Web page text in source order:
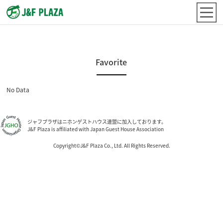
Favorite
No Data
ジャフプラザはニホンゲストハウス連盟に加入しております。
J&F Plaza is affiliated with Japan Guest House Association
Copyright©J&F Plaza Co., Ltd. All Rights Reserved.